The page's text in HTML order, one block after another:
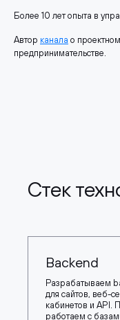
Более 10 лет опыта в
Автор канала о
предпринимательстве.
Стек
Backend
Разрабатываем
для сайтов, веб-
кабинетов и API.
работаем с